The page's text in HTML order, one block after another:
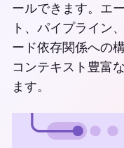
ールできます。エ
ト、パイプライン
ード依存関係への
コンテキスト豊富
ます。